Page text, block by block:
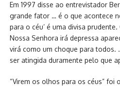
Em 1997 disse ao entrevistador
grande fator … é o que acontece
para o céu’ é uma divisa
Nossa Senhora irá depressa
virá como um choque para todos.
ser atingida duramente pelo que
“Virem os olhos para os céus” foi